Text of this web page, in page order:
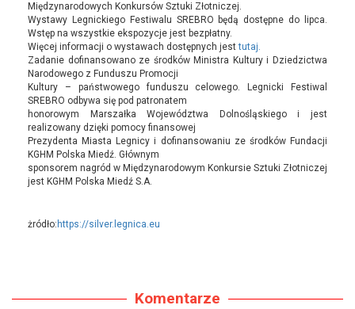
Międzynarodowych Konkursów Sztuki Złotniczej.
Wystawy Legnickiego Festiwalu SREBRO będą dostępne do lipca.
Wstęp na wszystkie ekspozycje jest bezpłatny.
Więcej informacji o wystawach dostępnych jesttutaj.
Zadanie dofinansowano ze środków Ministra Kultury i Dziedzictwa
Narodowego z Funduszu Promocji
Kultury – państwowego funduszu celowego. Legnicki Festiwal
SREBRO odbywa się pod patronatem
honorowym Marszałka Województwa Dolnośląskiego i jest
realizowany dzięki pomocy finansowej
Prezydenta Miasta Legnicy i dofinansowaniu ze środków Fundacji
KGHM Polska Miedź. Głównym
sponsorem nagród w Międzynarodowym Konkursie Sztuki Złotniczej
jest KGHM Polska Miedź S.A.
żródło: https://silver.legnica.eu
Komentarze